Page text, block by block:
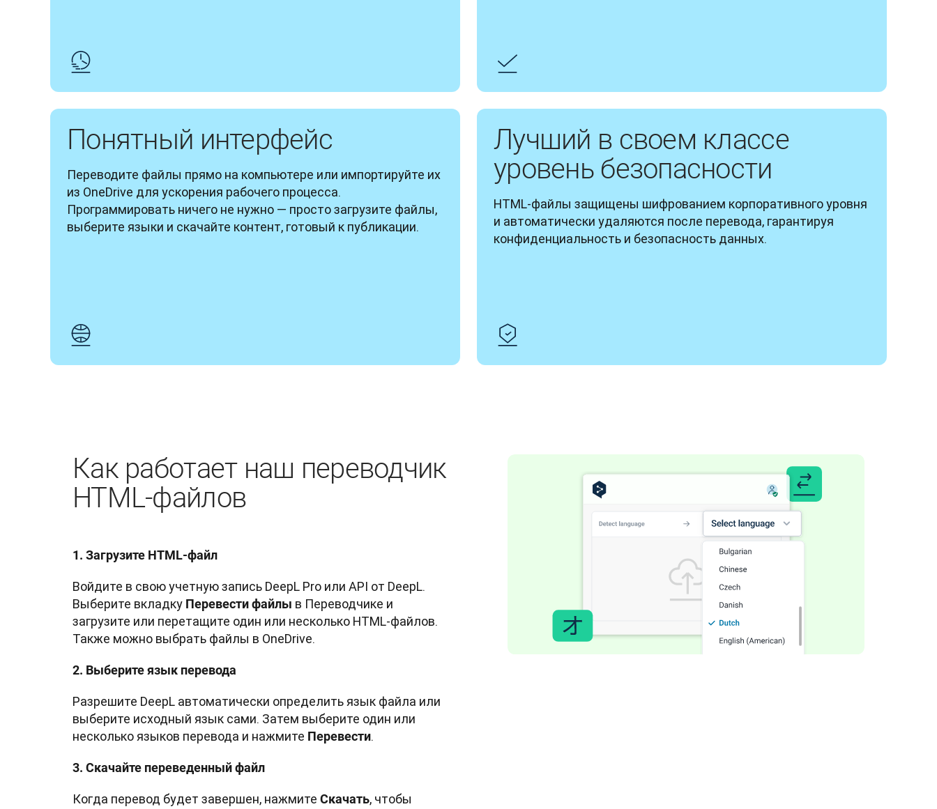
Понятный интерфейс
Переводите файлы прямо на компьютере или импортируйте их
из OneDrive для ускорения рабочего процесса.
Программировать ничего не нужно — просто загрузите файлы,
выберите языки и скачайте контент, готовый к публикации.
Лучший в своем классе
уровень безопасности
HTML-файлы защищены шифрованием корпоративного уровня
и автоматически удаляются после перевода, гарантируя
конфиденциальность и безопасность данных.
Как работает наш переводчик
HTML-файлов
1. Загрузите HTML-файл
Войдите в свою учетную запись DeepL Pro или API от DeepL.
Выберите вкладку Перевести файлы в Переводчике и
загрузите или перетащите один или несколько HTML-файлов.
Также можно выбрать файлы в OneDrive.
2. Выберите язык перевода
Разрешите DeepL автоматически определить язык файла или
выберите исходный язык сами. Затем выберите один или
несколько языков перевода и нажмите Перевести.
3. Скачайте переведенный файл
Когда перевод будет завершен, нажмите Скачать, чтобы